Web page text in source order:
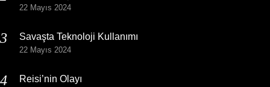
22 Mayıs 2024
Savaşta Teknoloji Kullanımı
22 Mayıs 2024
Reisi’nin Olayı